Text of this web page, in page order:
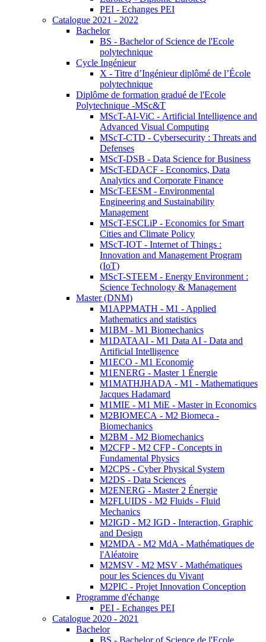
PEI - Echanges PEI
Catalogue 2021 - 2022
Bachelor
BS - Bachelor of Science de l'Ecole
polytechnique
Cycle Ingénieur
X - Titre d’Ingénieur diplômé de l’École
polytechnique
Diplôme de formation gradué de l'Ecole
Polytechnique -MSc&T
MScT-AI-ViC - Artificial Intelligence and
Advanced Visual Computing
MScT-CTD - Cybersecurity : Threats and
Defenses
MScT-DSB - Data Science for Business
MScT-EDACF - Economics, Data
Analytics and Corporate Finance
MScT-EESM - Environmental
Engineering and Sustainability
Management
MScT-ESCLiP - Economics for Smart
Cities and Climate Policy
MScT-IOT - Internet of Things :
Innovation and Management Program
(IoT)
MScT-STEEM - Energy Environment :
Science Technology & Management
Master (DNM)
M1APPMATH - M1 - Applied
Mathematics and statistics
M1BM - M1 Biomechanics
M1DATAAI - M1 Data AI - Data and
Artificial Intelligence
M1ECO - M1 Economie
M1ENERG - Master 1 Énergie
M1MATHJHADA - M1 - Mathematiques
Jacques Hadamard
M1MIE - M1 MiE - Master in Economics
M2BIOMECA - M2 Biomeca -
Biomechanics
M2BM - M2 Biomechanics
M2CFP - M2 CFP - Concepts in
Fundamental Physics
M2CPS - Cyber Physical System
M2DS - Data Sciences
M2ENERG - Master 2 Énergie
M2FLUIDS - M2 Fluids - Fluid
Mechanics
M2IGD - M2 IGD - Interaction, Graphic
and Design
M2MDA - M2 MdA - Mathématiques de
l'Aléatoire
M2MSV - M2 MSV - Mathématiques
pour les Sciences du Vivant
M2PIC - Projet Innovation Conception
Programme d'échange
PEI - Echanges PEI
Catalogue 2020 - 2021
Bachelor
BS - Bachelor of Science de l'Ecole